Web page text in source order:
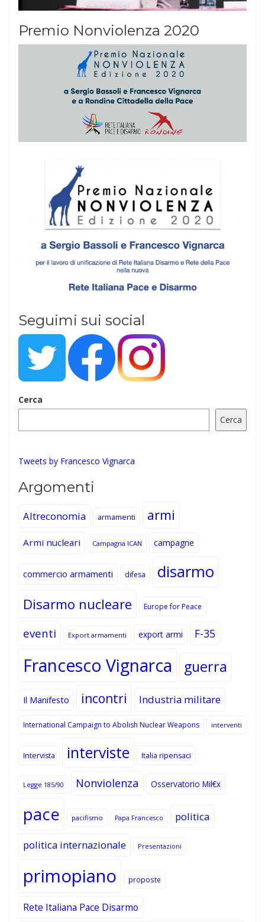
Premio Nonviolenza 2020
Seguimi sui social
Cerca
Cerca
Tweets by Francesco Vignarca
Argomenti
Altreconomia armamenti armi
Armi nucleari Campagna ICAN campagne
commercio armamenti difesa disarmo
Disarmo nucleare Europe for Peace
eventi Export armamenti export armi F-35
Francesco Vignarca guerra
Il Manifesto incontri Industria militare
International Campaign to Abolish Nuclear Weapons interventi
Intervista interviste Italia ripensaci
Legge 185/90 Nonviolenza Osservatorio Mil€x
pace pacifismo Papa Francesco politica
politica internazionale Presentazioni
primopiano proposte
Rete Italiana Pace Disarmo